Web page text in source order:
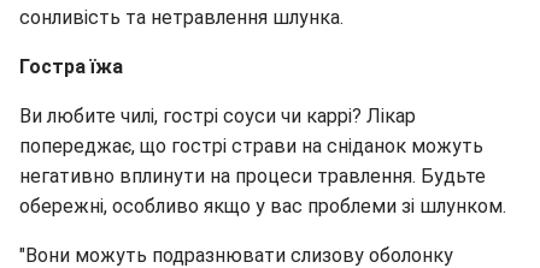
сонливість та нетравлення шлунка.
Гостра їжа
Ви любите чилі, гострі соуси чи каррі? Лікар
попереджає, що гострі страви на сніданок можуть
негативно вплинути на процеси травлення. Будьте
обережні, особливо якщо у вас проблеми зі шлунком.
"Вони можуть подразнювати слизову оболонку